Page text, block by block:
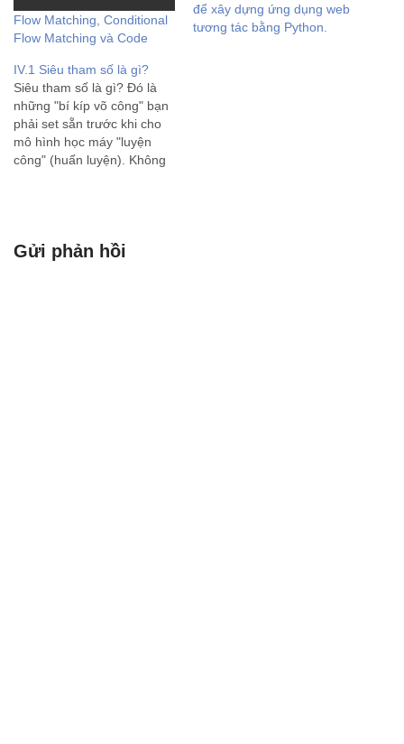
Flow Matching, Conditional
Flow Matching và Code
để xây dựng ứng dụng web
tương tác bằng Python.
IV.1 Siêu tham số là gì?
Siêu tham số là gì? Đó là
những "bí kíp võ công" bạn
phải set sẵn trước khi cho
mô hình học máy "luyện
công" (huấn luyện). Không
Gửi phản hồi